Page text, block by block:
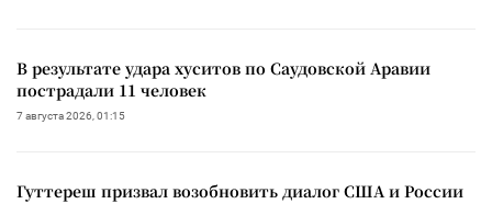
В результате удара хуситов по Саудовской Аравии
пострадали 11 человек
7 августа 2026, 01:15
Гуттереш призвал возобновить диалог США и России